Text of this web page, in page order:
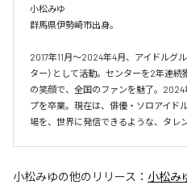
小松みゆ
群馬県伊勢崎市出身。
2017年11月〜2024年4月、アイドルグ
ター）として活動。センターを2年連
の笑顔で、全国のファンを魅了。
プを卒業。現在は、俳優・ソロアイド
場を、世界に発信できるような、タレ
小松みゆの他のリリース： 小松み